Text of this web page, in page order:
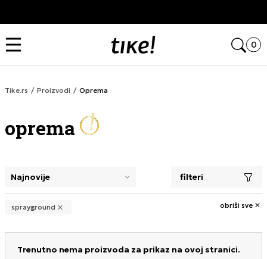
0
Tike.rs Proizvodi Oprema
oprema
selecting a filter closes the filters and loads new
filteri
sprayground obriši sve
Trenutno nema proizvoda za prikaz na ovoj stranici.